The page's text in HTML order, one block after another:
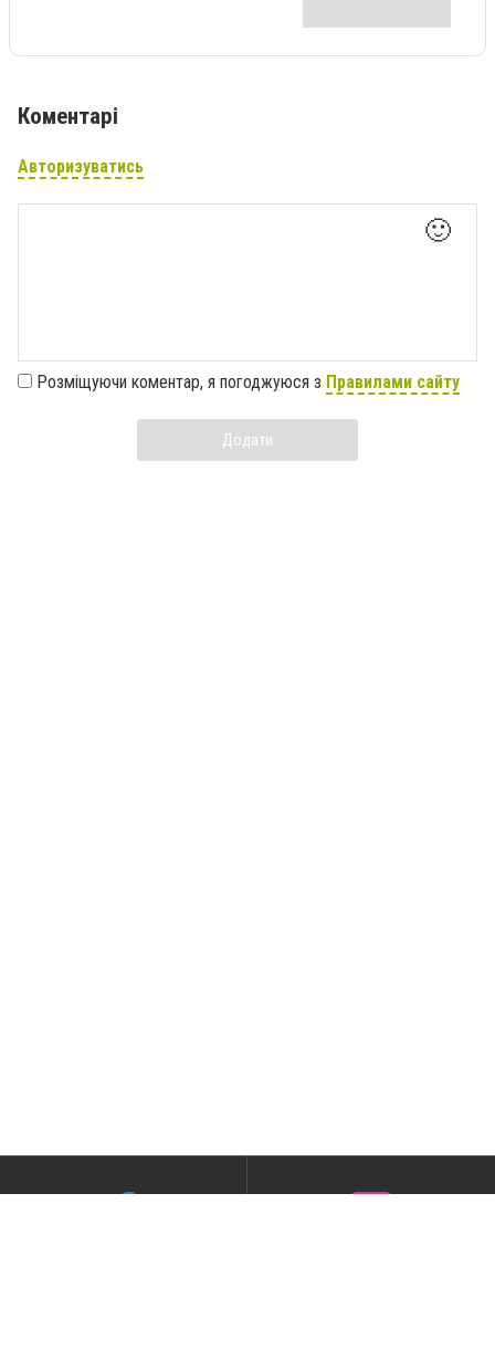
Коментарі
Авторизуватись
🙂
Розміщуючи коментар, я погоджуюся з Правилами сайту
Додати